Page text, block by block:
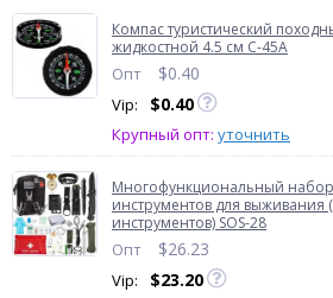
Компас туристический
жидкостной 4.5 см C-45A
Опт $0.40
Vip: $0.40
Крупный опт: уточнить
Многофункциональный набор
инструментов для выживания
инструментов) SOS-28
Опт $26.23
Vip: $23.20